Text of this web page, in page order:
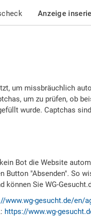
Anzeige
um missbräuchlich
um zu prüfen, ob
wurde. Captchas
Bot die Website
Button "Absenden". So
Sie WG-
www.wg-gesucht.de/en/
https://www.wg-